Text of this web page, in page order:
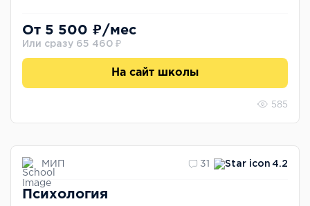
От 5 500 ₽/мес
Или сразу 65 460 ₽
На сайт школы
585
МИП 31 4.2
Психология